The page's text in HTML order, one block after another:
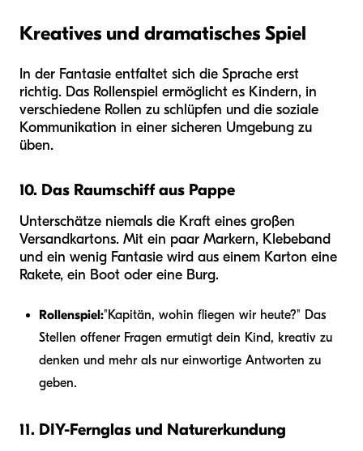
Kreatives und dramatisches Spiel
In der Fantasie entfaltet sich die Sprache erst
richtig. Das Rollenspiel ermöglicht es Kindern, in
verschiedene Rollen zu schlüpfen und die soziale
Kommunikation in einer sicheren Umgebung zu
üben.
10. Das Raumschiff aus Pappe
Unterschätze niemals die Kraft eines großen
Versandkartons. Mit ein paar Markern, Klebeband
und ein wenig Fantasie wird aus einem Karton eine
Rakete, ein Boot oder eine Burg.
Rollenspiel:"Kapitän, wohin fliegen wir heute?" Das
Stellen offener Fragen ermutigt dein Kind, kreativ zu
denken und mehr als nur einwortige Antworten zu
geben.
11. DIY-Fernglas und Naturerkundung